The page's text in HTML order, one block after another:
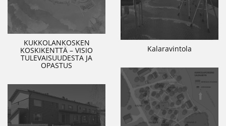
Kalaravintola
KUKKOLANKOSKEN
KOSKIKENTTÄ – VISIO
TULEVAISUUDESTA JA
OPASTUS